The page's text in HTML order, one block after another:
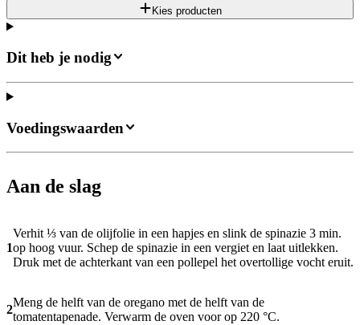
Kies producten
Dit heb je nodig
Aan de slag
1
Verhit ⅓ van de olijfolie in een hapjes en slink de spinazie 3 min.
op hoog vuur. Schep de spinazie in een vergiet en laat uitlekken.
Druk met de achterkant van een pollepel het overtollige vocht eruit.
2
Meng de helft van de oregano met de helft van de
tomatentapenade. Verwarm de oven voor op 220 °C.
Voedingswaarden